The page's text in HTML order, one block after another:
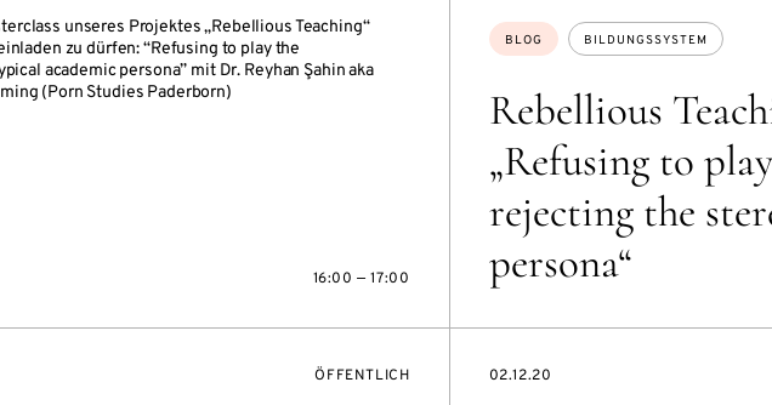
unseres Projektes „Rebellious Teaching“
zu dürfen: “Refusing to play the
academic persona” mit Dr. Reyhan Şahin aka
(Porn Studies Paderborn)
16:00 — 17:00
Rebellious
„Refusing to
rejecting the
persona“
Themen:
BLOG BILDUNGSSYSTEM
VERANSTALTUNGSZUGANG:
ÖFFENTLICH DATE
02.12.20